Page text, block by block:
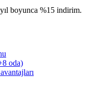
boyunca %15 indirim.
oda)